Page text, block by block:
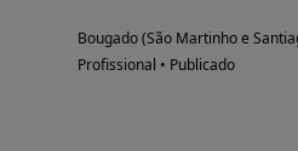
Bougado (São Martinho e
Profissional • Publicado